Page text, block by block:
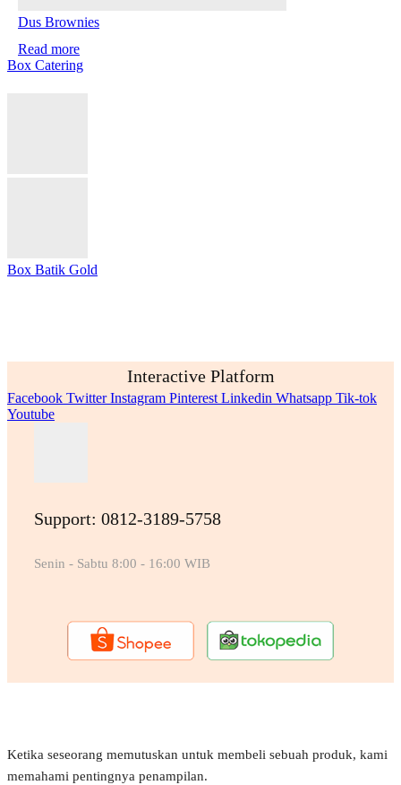
Dus Brownies
Read more
Box Catering
Box Batik Gold
Interactive Platform
Facebook Twitter Instagram Pinterest Linkedin Whatsapp Tik-tok
Youtube
Support: 0812-3189-5758
Senin - Sabtu 8:00 - 16:00 WIB
Ketika seseorang memutuskan untuk membeli sebuah produk, kami
memahami pentingnya penampilan.